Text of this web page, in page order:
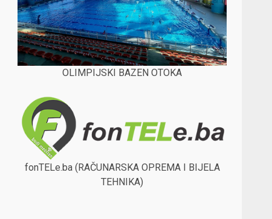
OLIMPIJSKI BAZEN OTOKA
fonTELe.ba (RAČUNARSKA OPREMA I BIJELA
TEHNIKA)